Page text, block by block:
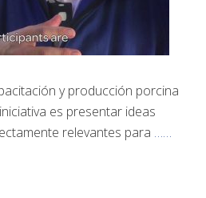
y producción porcina
es presentar ideas
relevantes para ……